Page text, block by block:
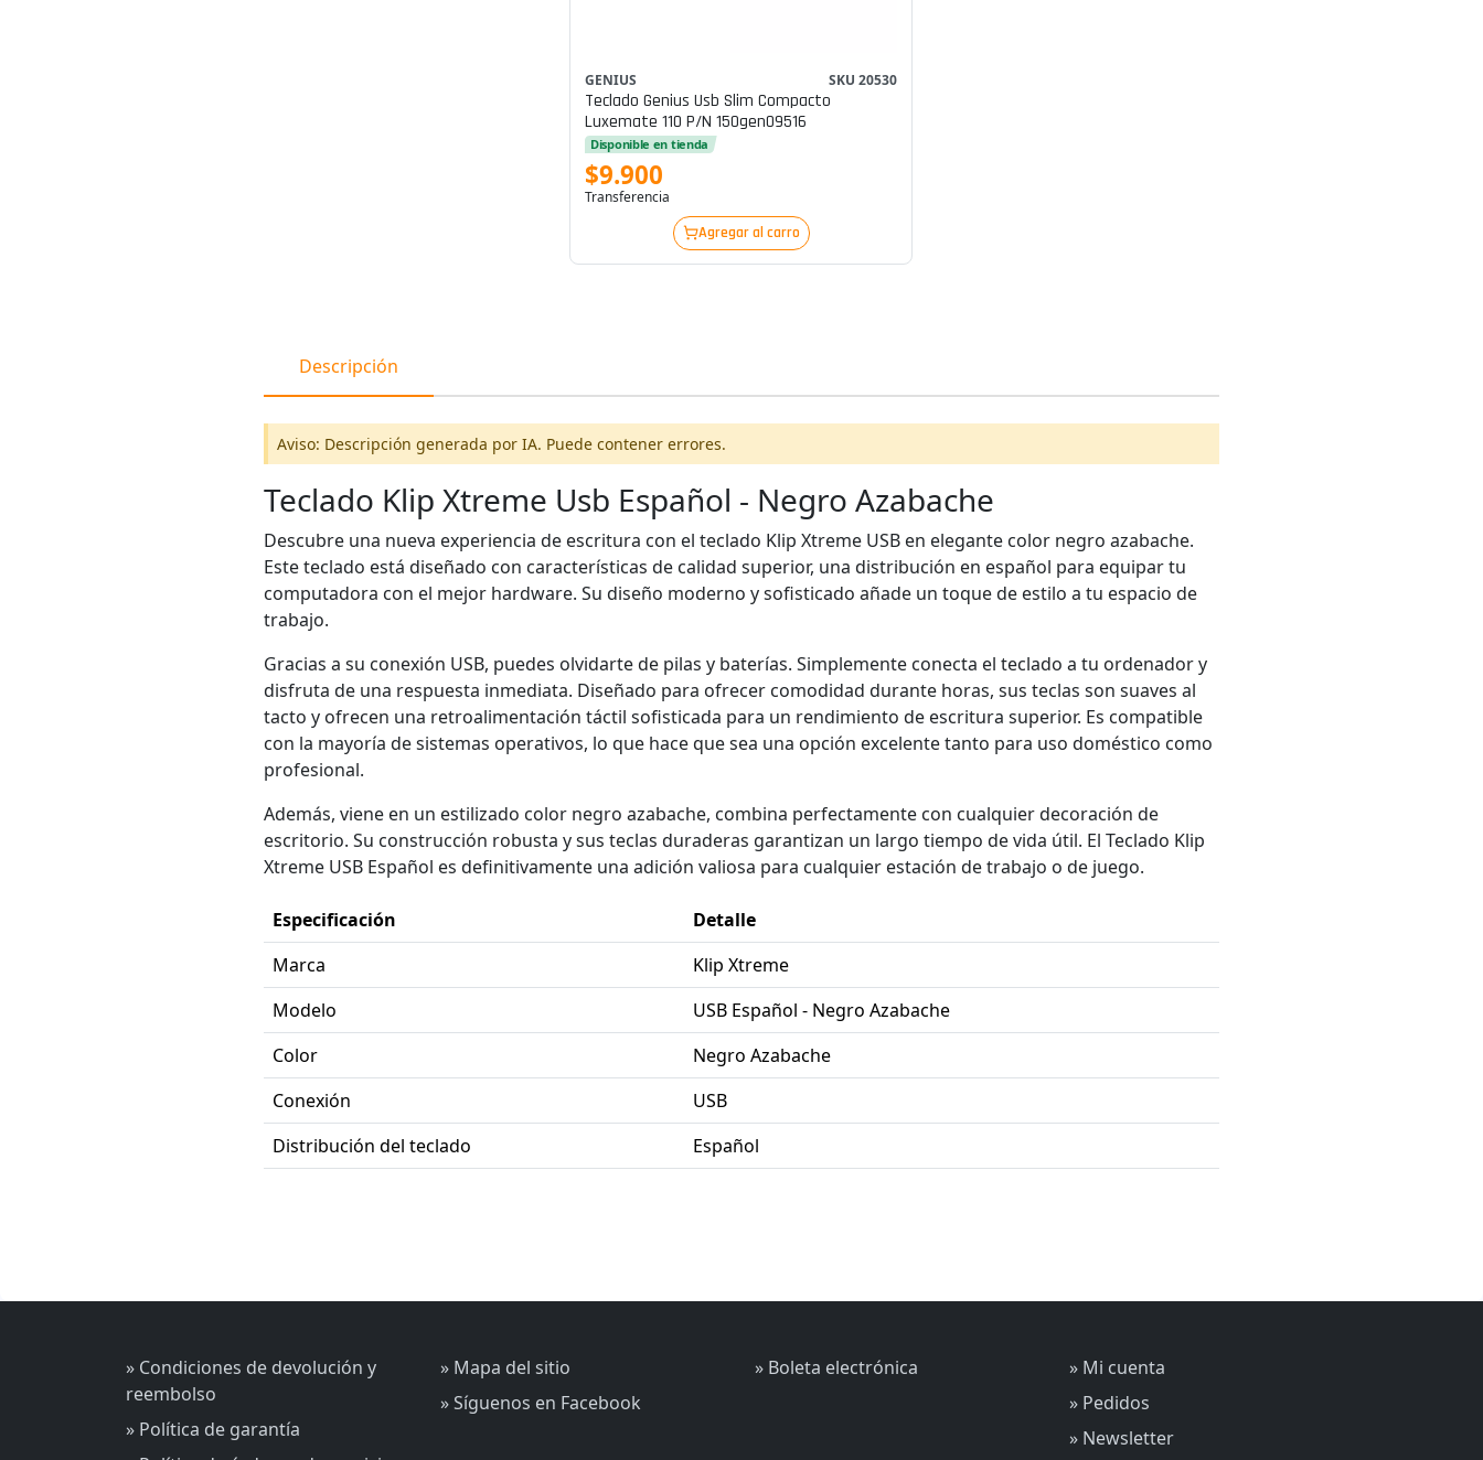
GENIUS SKU 20530
Teclado Genius Usb Slim Compacto
Luxemate 110 P/n 150gen09516
Disponible en tienda
$9.900
Transferencia
Agregar al carro
Descripción
Aviso: Descripción generada por IA. Puede contener errores.
Teclado Klip Xtreme Usb Español - Negro Azabache
Descubre una nueva experiencia de escritura con el teclado Klip Xtreme USB en elegante color negro azabache.
Este teclado está diseñado con características de calidad superior, una distribución en español para equipar tu
computadora con el mejor hardware. Su diseño moderno y sofisticado añade un toque de estilo a tu espacio de
trabajo.
Gracias a su conexión USB, puedes olvidarte de pilas y baterías. Simplemente conecta el teclado a tu ordenador y
disfruta de una respuesta inmediata. Diseñado para ofrecer comodidad durante horas, sus teclas son suaves al
tacto y ofrecen una retroalimentación táctil sofisticada para un rendimiento de escritura superior. Es compatible
con la mayoría de sistemas operativos, lo que hace que sea una opción excelente tanto para uso doméstico como
profesional.
Además, viene en un estilizado color negro azabache, combina perfectamente con cualquier decoración de
escritorio. Su construcción robusta y sus teclas duraderas garantizan un largo tiempo de vida útil. El Teclado Klip
Xtreme USB Español es definitivamente una adición valiosa para cualquier estación de trabajo o de juego.
Especificación
Detalle
Marca
Klip Xtreme
Modelo
USB Español - Negro Azabache
Color
Negro Azabache
Conexión
USB
Distribución del teclado
Español
» Condiciones de devolución y
reembolso
» Política de garantía
» Mapa del sitio
» Síguenos en Facebook
» Boleta electrónica
» Mi cuenta
» Pedidos
» Newsletter